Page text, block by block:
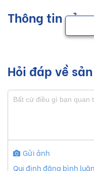
Thông tin sản
Hỏi đáp về
Gửi ảnh
Qui định đăng bình luận